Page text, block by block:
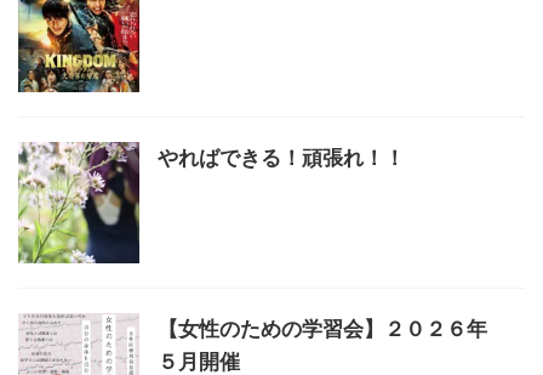
やればできる！頑張れ！！
【女性のための学習会】２０２６年
５月開催